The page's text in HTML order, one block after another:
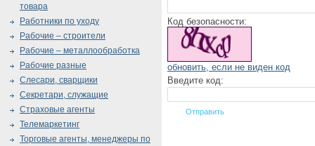
Код безопасности:
обновить, если не виден код
Введите код:
товара
Работники по уходу
Рабочие – строители
Рабочие – металлообработка
Рабочие разные
Слесари, сварщики
Секретари, служащие
Страховые агенты
Телемаркетинг
Торговые агенты, менеджеры по